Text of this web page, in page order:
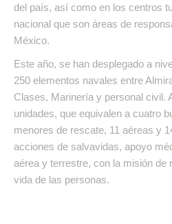
del país, así como en los centros
nacional que son áreas de
México.
Este año, se han desplegado a
250 elementos navales entre
Clases, Marinería y personal civil.
unidades, que equivalen a cuatro
menores de rescate, 11 aéreas y
acciones de salvavidas, apoyo
aérea y terrestre, con la misión de
vida de las personas.